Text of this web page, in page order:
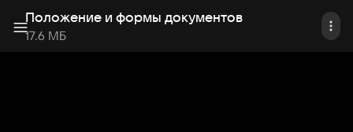
Положение и формы документов
17.6 МБ